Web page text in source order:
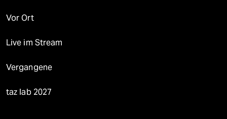
Vor Ort
Live im Stream
Vergangene
taz lab 2027